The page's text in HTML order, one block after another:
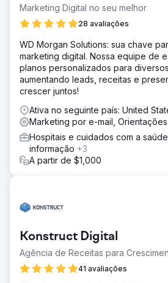
Marketing Digital no seu melhor
28 avaliações
WD Morgan Solutions: sua chave
marketing digital. Nossa equipe de
planos personalizados para
aumentando leads, receitas e
crescer juntos!
Ativa no seguinte país: United
Marketing por e-mail,
Hospitais e cuidados com a
informação +3
A partir de $1,000
Konstruct Digital
Agência de Receitas para
41 avaliações